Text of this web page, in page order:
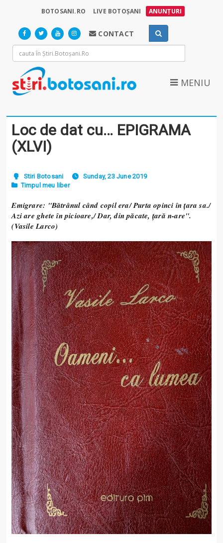
BOTOSANI.RO LIVE BOTOȘANI ANUNȚURI
CONTACT
MENIU
Loc de dat cu… EPIGRAMA
(XLVI)
Stiri Botosani
Sunday, 23 June 2019
Timpul meu liber
Emigrare: "Bătrânul când copil era/ Purta opinci în ţara sa./
Azi are ghete în picioare,/ Dar, din păcate, ţară n-are".
(Vasile Larco)